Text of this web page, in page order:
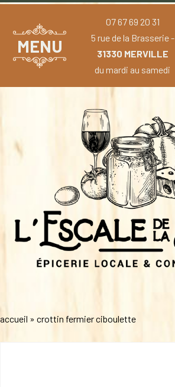
MENU
07 67 69 20 31
5 rue de la Brasserie -
31330 MERVILLE
du mardi au samedi
accueil » crottin fermier ciboulette